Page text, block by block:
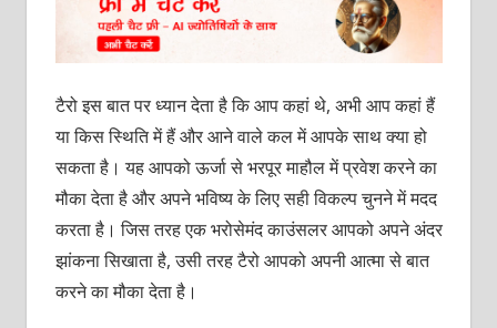
टैरो इस बात पर ध्यान देता है कि आप कहां थे, अभी आप कहां हैं
या किस स्थिति में हैं और आने वाले कल में आपके साथ क्‍या हो
सकता है। यह आपको ऊर्जा से भरपूर माहौल में प्रवेश करने का
मौका देता है और अपने भविष्‍य के लिए सही विकल्प चुनने में मदद
करता है। जिस तरह एक भरोसेमंद काउंसलर आपको अपने अंदर
झांकना सिखाता है, उसी तरह टैरो आपको अपनी आत्‍मा से बात
करने का मौका देता है।